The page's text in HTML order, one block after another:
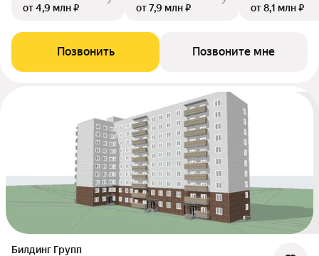
от 4,9 млн ₽
от 7,9 млн ₽
от 8,1 млн ₽
Позвонить Позвоните мне
Билдинг Групп